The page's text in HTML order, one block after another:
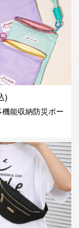
)
能収納防災ポー